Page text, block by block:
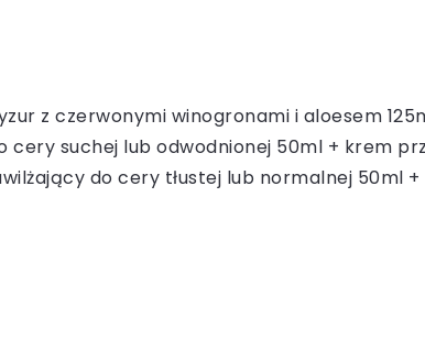
z czerwonymi winogronami i aloesem
cery suchej lub odwodnionej 50ml + krem
do cery tłustej lub normalnej